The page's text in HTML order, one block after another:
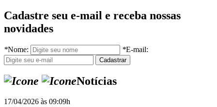
Cadastre seu e-mail e receba nossas
novidades
*Nome: *E-mail:
Notícias
17/04/2026 às 09:09h